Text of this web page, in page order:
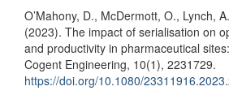
O’Mahony, D., McDermott, O., Lynch,
(2023). The impact of serialisation on
and productivity in pharmaceutical
Cogent Engineering, 10(1), 2231729.
https://doi.org/10.1080/